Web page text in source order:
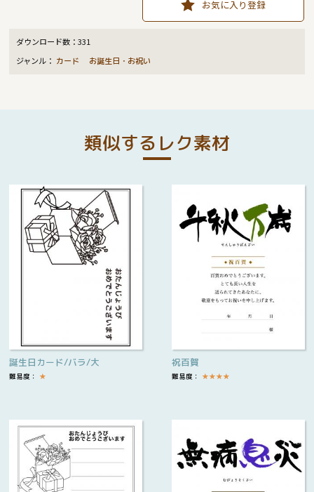
お気に入り登録
ダウンロード数：331
ジャンル： カード お誕生日・お祝い
類似するレク素材
誕生日カード/バラ/大
難易度： ★
祝百賀
難易度： ★★★★